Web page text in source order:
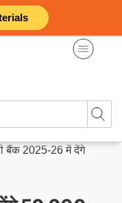
बैंक 2025-26 में देंगे